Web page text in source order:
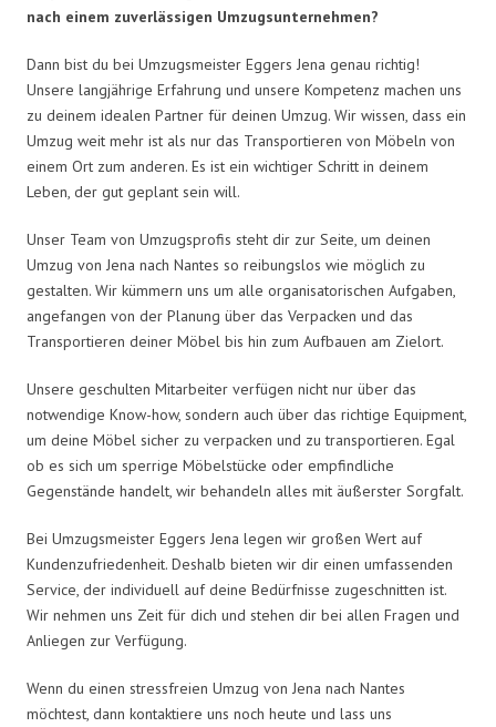
nach einem zuverlässigen Umzugsunternehmen?
Dann bist du bei Umzugsmeister Eggers Jena genau richtig!
Unsere langjährige Erfahrung und unsere Kompetenz machen uns
zu deinem idealen Partner für deinen Umzug. Wir wissen, dass ein
Umzug weit mehr ist als nur das Transportieren von Möbeln von
einem Ort zum anderen. Es ist ein wichtiger Schritt in deinem
Leben, der gut geplant sein will.
Unser Team von Umzugsprofis steht dir zur Seite, um deinen
Umzug von Jena nach Nantes so reibungslos wie möglich zu
gestalten. Wir kümmern uns um alle organisatorischen Aufgaben,
angefangen von der Planung über das Verpacken und das
Transportieren deiner Möbel bis hin zum Aufbauen am Zielort.
Unsere geschulten Mitarbeiter verfügen nicht nur über das
notwendige Know-how, sondern auch über das richtige Equipment,
um deine Möbel sicher zu verpacken und zu transportieren. Egal
ob es sich um sperrige Möbelstücke oder empfindliche
Gegenstände handelt, wir behandeln alles mit äußerster Sorgfalt.
Bei Umzugsmeister Eggers Jena legen wir großen Wert auf
Kundenzufriedenheit. Deshalb bieten wir dir einen umfassenden
Service, der individuell auf deine Bedürfnisse zugeschnitten ist.
Wir nehmen uns Zeit für dich und stehen dir bei allen Fragen und
Anliegen zur Verfügung.
Wenn du einen stressfreien Umzug von Jena nach Nantes
möchtest, dann kontaktiere uns noch heute und lass uns